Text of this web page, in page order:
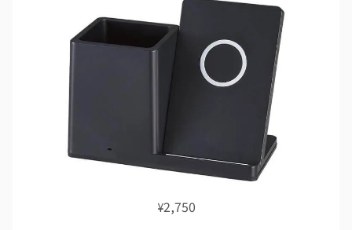
¥2,750